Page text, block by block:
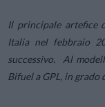
Il principale artefice
Italia nel febbraio
successivo. Al
Bifuel a GPL, in